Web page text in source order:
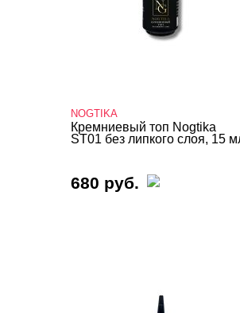
NOGTIKA
Кремниевый топ Nogtika
ST01 без липкого слоя, 15
680 руб.